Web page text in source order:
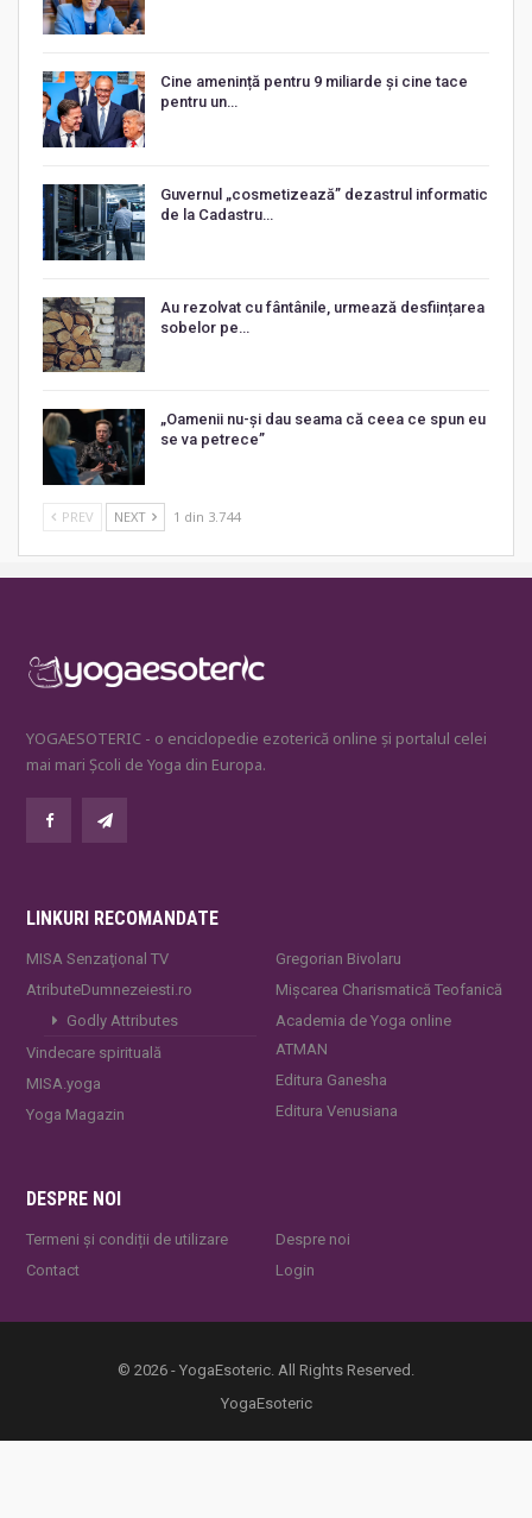
Cine amenință pentru 9 miliarde și cine tace
pentru un…
Guvernul „cosmetizează” dezastrul informatic
de la Cadastru…
Au rezolvat cu fântânile, urmează desființarea
sobelor pe…
„Oamenii nu-și dau seama că ceea ce spun eu
se va petrece”
PREV NEXT 1 din 3.744
YOGAESOTERIC - o enciclopedie ezoterică online și portalul celei
mai mari Școli de Yoga din Europa.
LINKURI RECOMANDATE
MISA Senzaţional TV
AtributeDumnezeiesti.ro
Godly Attributes
Vindecare spirituală
MISA.yoga
Yoga Magazin
Gregorian Bivolaru
Mișcarea Charismatică Teofanică
Academia de Yoga online
ATMAN
Editura Ganesha
Editura Venusiana
DESPRE NOI
Termeni și condiții de utilizare
Contact
Despre noi
Login
© 2026 - YogaEsoteric. All Rights Reserved.
YogaEsoteric